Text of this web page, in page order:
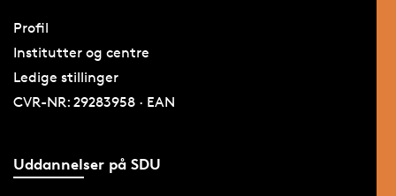
Profil
Institutter og centre
Ledige stillinger
CVR-NR: 29283958 · EAN
Uddannelser på SDU